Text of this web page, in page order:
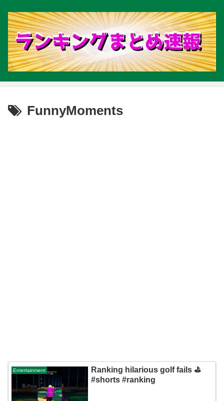
FunnyMoments
Entertainment
Ranking hilarious golf fails ⛳
#shorts #ranking